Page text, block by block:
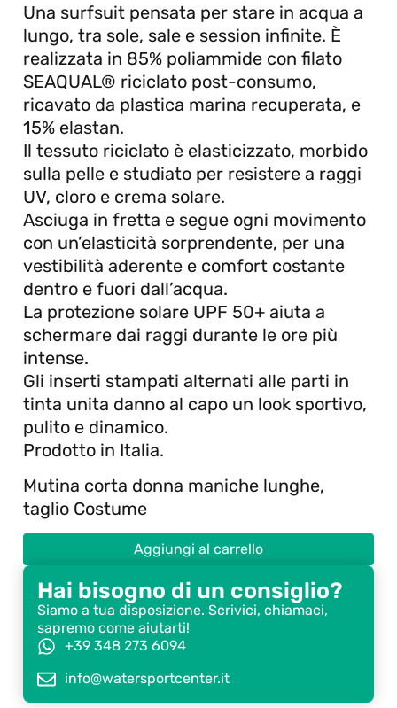
Una surfsuit pensata per stare in acqua a
lungo, tra sole, sale e session infinite. È
realizzata in 85% poliammide con filato
SEAQUAL® riciclato post-consumo,
ricavato da plastica marina recuperata, e
15% elastan.
Il tessuto riciclato è elasticizzato, morbido
sulla pelle e studiato per resistere a raggi
UV, cloro e crema solare.
Asciuga in fretta e segue ogni movimento
con un’elasticità sorprendente, per una
vestibilità aderente e comfort costante
dentro e fuori dall’acqua.
La protezione solare UPF 50+ aiuta a
schermare dai raggi durante le ore più
intense.
Gli inserti stampati alternati alle parti in
tinta unita danno al capo un look sportivo,
pulito e dinamico.
Prodotto in Italia.
Mutina corta donna maniche lunghe,
taglio Costume
Aggiungi al carrello
Hai bisogno di un consiglio?
Siamo a tua disposizione. Scrivici, chiamaci,
sapremo come aiutarti!
+39 348 273 6094
info@watersportcenter.it